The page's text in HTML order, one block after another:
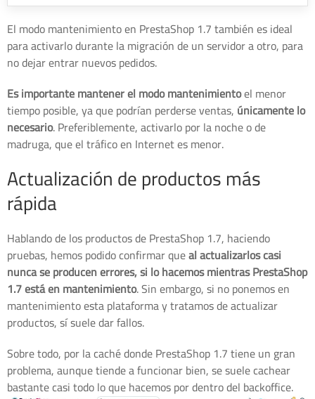
El modo mantenimiento en PrestaShop 1.7 también es ideal
para activarlo durante la migración de un servidor a otro, para
no dejar entrar nuevos pedidos.
Es importante mantener el modo mantenimientoel menor
tiempo posible, ya que podrían perderse ventas, únicamente lo
necesario. Preferiblemente, activarlo por la noche o de
madruga, que el tráfico en Internet es menor.
Actualización de productos más
rápida
Hablando de los productos de PrestaShop 1.7, haciendo
pruebas, hemos podido confirmar queal actualizarlos casi
nunca se producen errores, si lo hacemos mientras PrestaShop
1.7 está en mantenimiento. Sin embargo, si no ponemos en
mantenimiento esta plataforma y tratamos de actualizar
productos, sí suele dar fallos.
Sobre todo, por la caché donde PrestaShop 1.7 tiene un gran
problema, aunque tiende a funcionar bien, se suele cachear
bastante casi todo lo que hacemos por dentro del backoffice.